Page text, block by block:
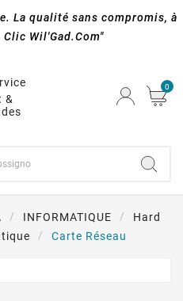
La qualité sans compromis, à
Wil'Gad.Com"
&
0
INFORMATIQUE
Hard
Carte Réseau